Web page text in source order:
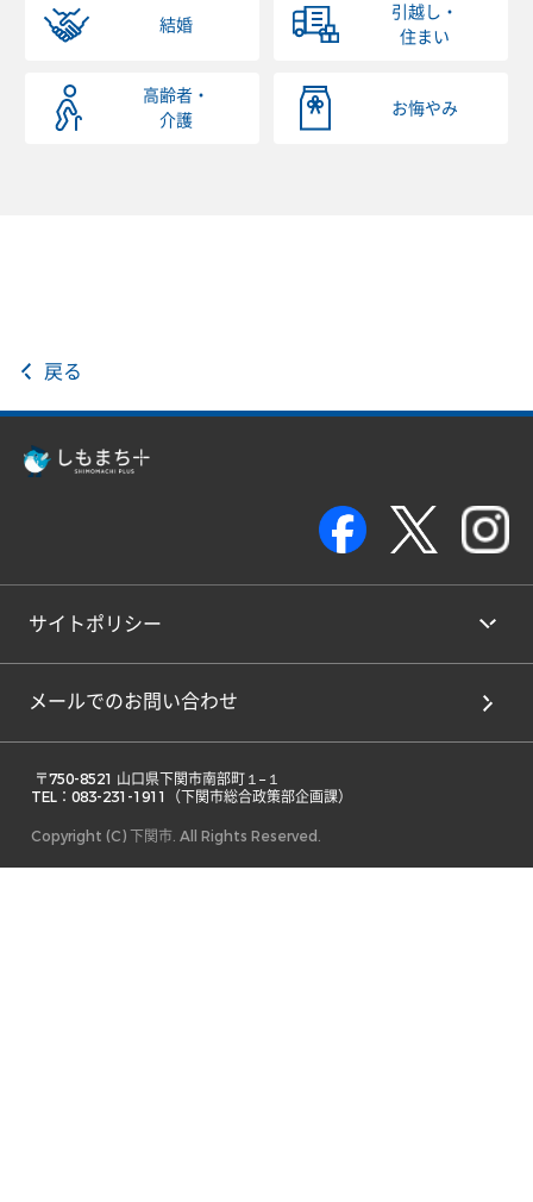
結婚
引越し・
住まい
高齢者・
介護
お悔やみ
戻る
サイトポリシー
メールでのお問い合わせ
TEL：083-231-1911（下関市総合政策部企画課）
Copyright (C) 下関市. All Rights Reserved.